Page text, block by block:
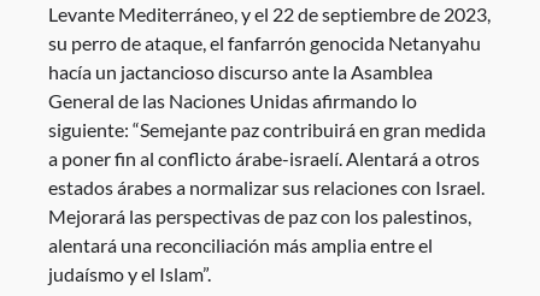
Levante Mediterráneo, y el 22 de septiembre de 2023,
su perro de ataque, el fanfarrón genocida Netanyahu
hacía un jactancioso discurso ante la Asamblea
General de las Naciones Unidas afirmando lo
siguiente: “Semejante paz contribuirá en gran medida
a poner fin al conflicto árabe-israelí. Alentará a otros
estados árabes a normalizar sus relaciones con Israel.
Mejorará las perspectivas de paz con los palestinos,
alentará una reconciliación más amplia entre el
judaísmo y el Islam”.